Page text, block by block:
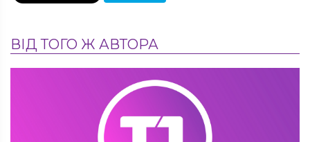
ВІД ТОГО Ж АВТОРА